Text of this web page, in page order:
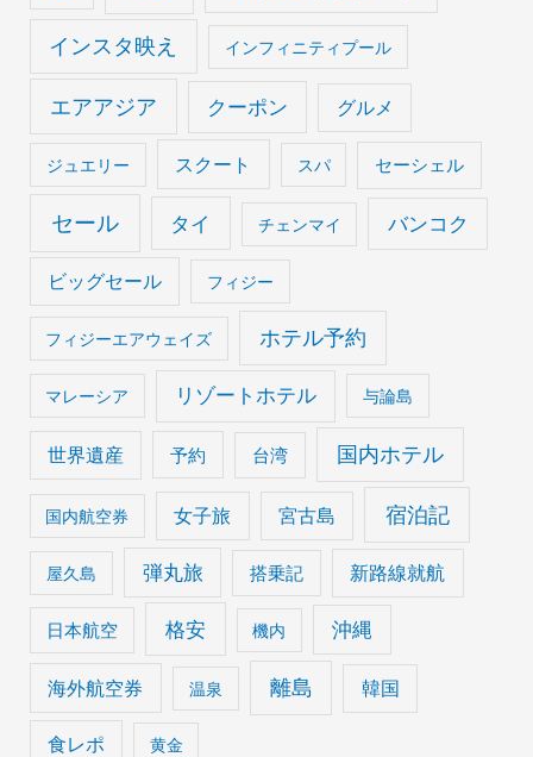
インスタ映え インフィニティプール
エアアジア クーポン グルメ
ジュエリー スクート スパ セーシェル
セール タイ チェンマイ バンコク
ビッグセール フィジー
フィジーエアウェイズ ホテル予約
マレーシア リゾートホテル 与論島
世界遺産 予約 台湾 国内ホテル
国内航空券 女子旅 宮古島 宿泊記
屋久島 弾丸旅 搭乗記 新路線就航
日本航空 格安 機内 沖縄
海外航空券 温泉 離島 韓国
食レポ 黄金